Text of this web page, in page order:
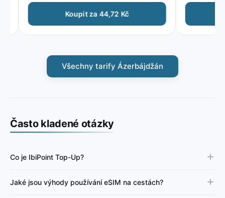
Koupit za 44,72 Kč
Všechny tarify Ázerbájdžán
Často kladené otázky
Co je IbiPoint Top-Up?
Jaké jsou výhody používání eSIM na cestách?